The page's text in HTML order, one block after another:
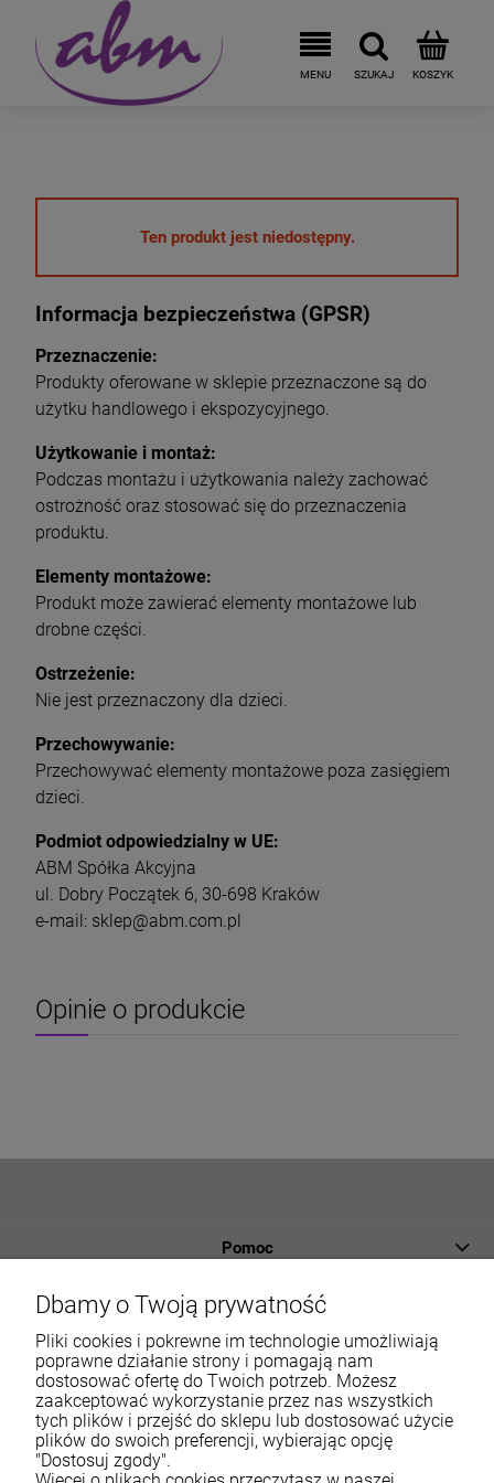
Ten produkt jest niedostępny.
Informacja bezpieczeństwa (GPSR)
Przeznaczenie:
Produkty oferowane w sklepie przeznaczone są do
użytku handlowego i ekspozycyjnego.
Użytkowanie i montaż:
Podczas montażu i użytkowania należy zachować
ostrożność oraz stosować się do przeznaczenia
produktu.
Elementy montażowe:
Produkt może zawierać elementy montażowe lub
drobne części.
Ostrzeżenie:
Nie jest przeznaczony dla dzieci.
Przechowywanie:
Przechowywać elementy montażowe poza zasięgiem
dzieci.
Podmiot odpowiedzialny w UE:
ABM Spółka Akcyjna
ul. Dobry Początek 6, 30-698 Kraków
e-mail: sklep@abm.com.pl
Opinie o produkcie
Pomoc
Płatności i dostawa
Informacje
O nas
Moje konto
Dbamy o Twoją prywatność
Pliki cookies i pokrewne im technologie umożliwiają
poprawne działanie strony i pomagają nam
dostosować ofertę do Twoich potrzeb. Możesz
zaakceptować wykorzystanie przez nas wszystkich
tych plików i przejść do sklepu lub dostosować użycie
plików do swoich preferencji, wybierając opcję
"Dostosuj zgody".